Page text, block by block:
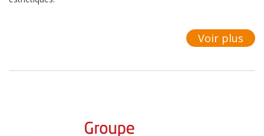
Voir plus